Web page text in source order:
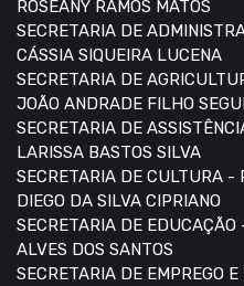
ROSEANY RAMOS MATOS
SECRETARIA DE
CÁSSIA SIQUEIRA LUCENA
SECRETARIA DE
JOÃO ANDRADE FILHO
SECRETARIA DE
LARISSA BASTOS SILVA
SECRETARIA DE CULTURA -
DIEGO DA SILVA CIPRIANO
SECRETARIA DE
ALVES DOS SANTOS
SECRETARIA DE EMPREGO